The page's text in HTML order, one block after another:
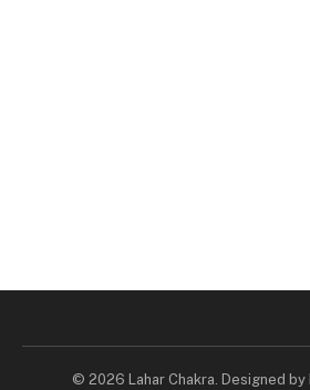
© 2026 Lahar Chakra. Designed by